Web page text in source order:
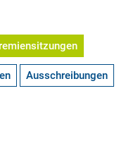
Ausschreibungen